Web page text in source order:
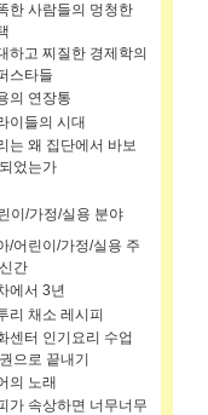
한 사람들의 멍청한
하고 찌질한 경제학의
스타들
의 연장통
이들의 시대
는 왜 집단에서 바보
었는가
이/가정/실용 분야
/어린이/가정/실용 주
간
에서 3년
리 채소 레시피
센터 인기요리 수업
으로 끝내기
의 노래
가 속상하면 너무너무